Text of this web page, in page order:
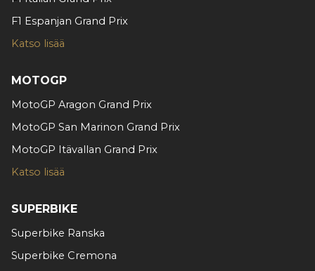
sivustoamme. Kumppanimme voivat yhdistää näitä
tietoja muihin tietoihin, joita olet antanut heille tai joita on
kerätty, kun olet käyttänyt heidän palvelujaan.
F1 Espanjan Grand Prix
Katso lisää
MOTOGP
MotoGP Aragon Grand Prix
MotoGP San Marinon Grand Prix
MotoGP Itävallan Grand Prix
Katso lisää
SUPERBIKE
Superbike Ranska
Superbike Cremona